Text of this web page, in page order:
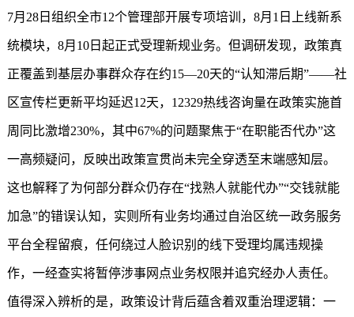
7月28日组织全市12个管理部开展专项培训，8月1日上线新系
统模块，8月10日起正式受理新规业务。但调研发现，政策真
正覆盖到基层办事群众存在约15—20天的“认知滞后期”——社
区宣传栏更新平均延迟12天，12329热线咨询量在政策实施首
周同比激增230%，其中67%的问题聚焦于“在职能否代办”这
一高频疑问，反映出政策宣贯尚未完全穿透至末端感知层。
这也解释了为何部分群众仍存在“找熟人就能代办”“交钱就能
加急”的错误认知，实则所有业务均通过自治区统一政务服务
平台全程留痕，任何绕过人脸识别的线下受理均属违规操
作，一经查实将暂停涉事网点业务权限并追究经办人责任。
值得深入辨析的是，政策设计背后蕴含着双重治理逻辑：一